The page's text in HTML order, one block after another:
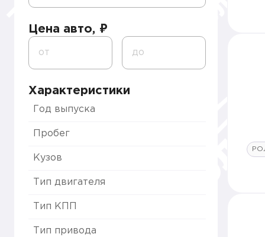
Цена авто, ₽
от до
Характеристики
Год выпуска
Пробег
Кузов
Тип двигателя
Тип КПП
Тип привода